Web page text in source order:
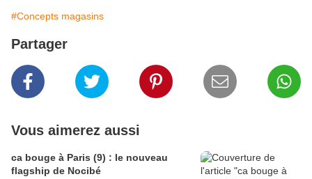
#Concepts magasins
Partager
Vous aimerez aussi
ca bouge à Paris (9) : le nouveau
flagship de Nocibé